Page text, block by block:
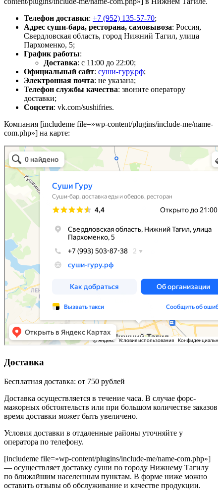
Телефон доставки: +7 (952) 135-57-70;
Адрес суши-бара, ресторана, самовывоза: Россия,
Свердловская область, город Нижний Тагил, улица
Пархоменко, 5;
График работы:
Доставка: с 11:00 до 22:00;
Официальный сайт: суши-гуру.рф;
Электронная почта: не указана;
Телефон службы качества: звоните оператору
доставки;
Соцсети: vk.com/sushifries.
Компания [includeme file=»wp-content/plugins/include-me/name-
com.php»] на карте:
Суши Гуру
Доставка еды и обедов в Нижнем Тагиле
Кофе с собой в Нижнем Тагиле
Доставка
Бесплатная доставка: от 750 рублей
Доставка осуществляется в течение часа. В случае форс-
мажорных обстоятельств или при большом количестве заказов
время доставки может быть увеличено.
Условия доставки в отдаленные районы уточняйте у
оператора по телефону.
[includeme file=»wp-content/plugins/include-me/name-com.php»]
— осуществляет доставку суши по городу Нижнему Тагилу
по ближайшим населенным пунктам. В форме ниже можно
оставить отзывы об обслуживание и качестве продукции.